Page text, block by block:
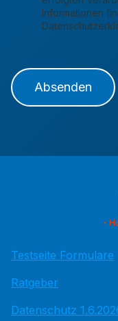
Informationen
Absenden
Testseite Formulare
Ratgeber
Datenschutz